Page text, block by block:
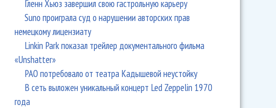
Гленн Хьюз завершил свою гастрольную карьеру
Suno проиграла суд о нарушении авторских прав
немецкому лицензиату
Linkin Park показал трейлер документального фильма
«Unshatter»
РАО потребовало от театра Кадышевой неустойку
В сеть выложен уникальный концерт Led Zeppelin 1970
года